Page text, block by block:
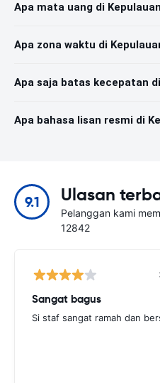
Apa mata uang di
Apa zona waktu di
Apa saja batas kecepatan
Apa bahasa lisan resmi di
9.1 Ulasan
Pelanggan kami
12842
Sangat bagus
Si staf sangat ramah dan